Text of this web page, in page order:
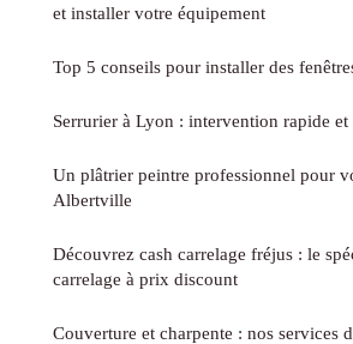
et installer votre équipement
Top 5 conseils pour installer des
Serrurier à Lyon : intervention rapide et
Un plâtrier peintre professionnel pour
Albertville
Découvrez cash carrelage fréjus : le
carrelage à prix discount
Couverture et charpente : nos services